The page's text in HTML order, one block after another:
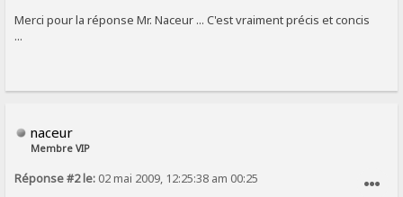
Merci pour la réponse Mr. Naceur ... C'est vraiment précis et concis
...
naceur
Membre VIP
Réponse #2 le: 02 mai 2009, 12:25:38 am 00:25